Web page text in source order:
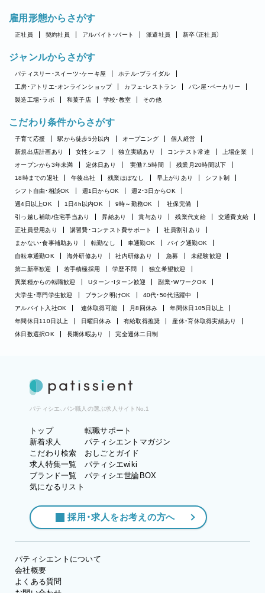
雇用形態からさがす
正社員 契約社員 アルバイト・パート 派遣社員 新卒（正社員）
ジャンルからさがす
パティスリー・スイーツ・ケーキ屋
ホテル・ブライダル
工房・アトリエ・オンラインショップ
カフェ・レストラン
パン屋・ベーカリー
製造工場・ラボ
和菓子店 学校・教室 その他
こだわり条件からさがす
子育て応援 駅から徒歩5分以内 オープニング
個人経営
新規出店計画あり
女性シェフ 独立実績あり コンテスト常連
上場企業
オープンから3年未満
定休日あり 実働7.5時間
残業月20時間以下
18時までの退社
午後出社 残業ほぼなし 早上がりあり
シフト制
シフト自由・相談OK
週1日からOK
週2・3日からOK
週4日以上OK
1日4h以内OK 9時～勤務OK
社保完備
引っ越し補助/住宅手当あり
昇給あり 賞与あり 残業代支給
交通費支給
正社員登用あり
講習費・コンテスト費サポート
社員割引あり
まかない・食事補助あり
転勤なし 車通勤OK
バイク通勤OK
自転車通勤OK
海外研修あり 社内研修あり 急募
未経験歓迎
第二新卒歓迎
若手積極採用 学歴不問
独立希望歓迎
異業種からの転職歓迎
Uターン・Iターン歓迎
副業・WワークOK
大学生・専門学生歓迎
ブランク明けOK
40代・50代活躍中
アルバイト入社OK
連休取得可能 月8回休み
年間休日105日以上
年間休日110日以上
日曜日休み 有給取得推奨
産休・育休取得実績あり
休日数選択OK
長期休暇あり 完全週休二日制
パティシエ、パン職人の選ぶ求人サイトNo.1
トップ
新着求人
こだわり検索
求人特集一覧
ブランド一覧
気になるリスト
転職サポート
パティシエントマガジン
おしごとガイド
パティシエwiki
パティシエ世論BOX
採用・求人をお考えの方へ
パティシエントについて
会社概要
よくある質問